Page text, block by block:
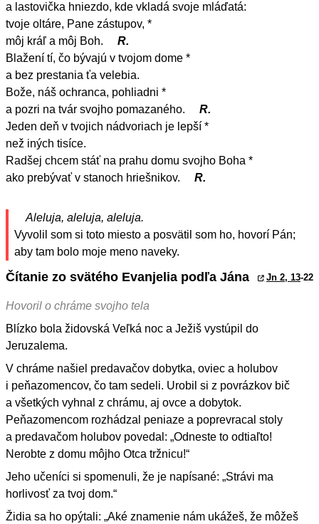
a lastovička hniezdo, kde vkladá svoje mláďatá:
tvoje oltáre, Pane zástupov, *
môj kráľ a môj Boh.
R.
Blažení tí, čo bývajú v tvojom dome *
a bez prestania ťa velebia.
Bože, náš ochranca, pohliadni *
a pozri na tvár svojho pomazaného.
R.
Jeden deň v tvojich nádvoriach je lepší *
než iných tisíce.
Radšej chcem stáť na prahu domu svojho Boha *
ako prebývať v stanoch hriešnikov.
R.
Aleluja, aleluja, aleluja.
Vyvolil som si toto miesto a posvätil som ho, hovorí Pán;
aby tam bolo moje meno naveky.
Čítanie zo svätého Evanjelia podľa Jána Jn 2, 13-22
Hovoril o chráme svojho tela
Blízko bola židovská Veľká noc a Ježiš vystúpil do
Jeruzalema.
V chráme našiel predavačov dobytka, oviec a holubov
i peňazomencov, čo tam sedeli. Urobil si z povrázkov bič
a všetkých vyhnal z chrámu, aj ovce a dobytok.
Peňazomencom rozhádzal peniaze a poprevracal stoly
a predavačom holubov povedal: „Odneste to odtiaľto!
Nerobte z domu môjho Otca tržnicu!“
Jeho učeníci si spomenuli, že je napísané: „Strávi ma
horlivosť za tvoj dom.“
Židia sa ho opýtali: „Aké znamenie nám ukážeš, že môžeš